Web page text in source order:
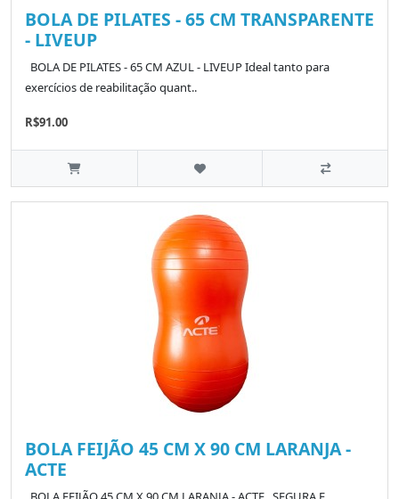
BOLA DE PILATES - 65 CM TRANSPARENTE
- LIVEUP
BOLA DE PILATES - 65 CM AZUL - LIVEUP Ideal tanto para
exercícios de reabilitação quant..
R$91.00
BOLA FEIJÃO 45 CM X 90 CM LARANJA -
ACTE